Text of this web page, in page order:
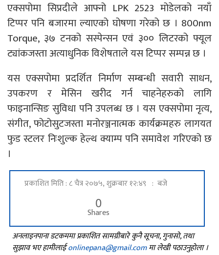
एक्सपोमा सिप्रदीले आफ्नो LPK 2523 मोडेलको नयाँ
टिप्पर पनि बजारमा ल्याएको घोषणा गरेको छ । 800nm
Torque, ३७ टनको सस्पेन्सन एवं ३०० लिटरको फ्यूल
ट्यांकजस्ता अत्याधुनिक विशेषताले यस टिप्पर सम्पन्न छ ।
यस एक्सपोमा प्रदर्शित निर्माण सम्बन्धी सवारी साधन,
उपकरण र मेसिन खरीद गर्न चाहनेहरुको लागि
फाइनान्सिङ सुविधा पनि उपलब्ध छ । यस एक्सपोमा नृत्य,
संगीत, फोटोसुटजस्ता मनोरञ्जनात्मक कार्यक्रमहरु लागयत
फुड स्टलर निःशुल्क हेल्थ क्याम्प पनि समावेश गरिएको छ
।
प्रकाशित मिति : ८ चैत्र २०७५, शुक्रबार १२:४९ : बजे
0
Shares
अनलाइनपाना डटकममा प्रकाशित सामग्रीबारे कुनै सूचना, गुनासो, तथा
सुझाव भए हामीलाईonlinepana@gmail.comमा लेखी पठाउनुहोला ।